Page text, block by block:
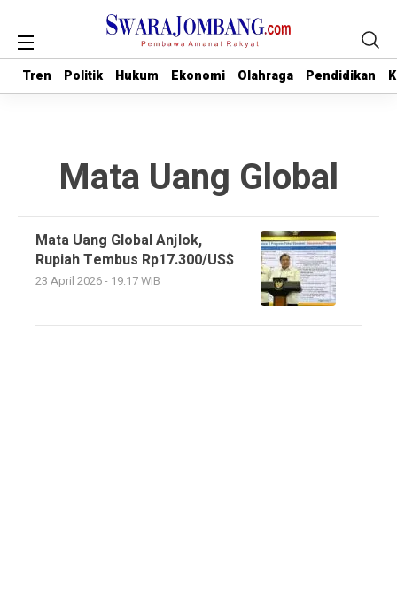
Tren Politik Hukum Ekonomi Olahraga Pendidikan
Tren Politik Hukum Ekonomi Olahraga Pendidikan
Mata Uang Global
Mata Uang Global Anjlok,
Rupiah Tembus Rp17.300/US$
23 April 2026 - 19:17 WIB